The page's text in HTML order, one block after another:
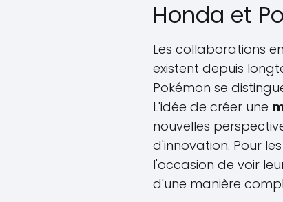
Honda et
Les collaborations
existent depuis
Pokémon se
L'idée de créer une
nouvelles
d'innovation. Pour
l'occasion de voir
d'une manière